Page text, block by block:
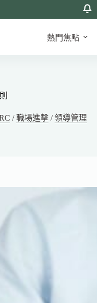
熱門焦點
/職場進擊 /領導管理